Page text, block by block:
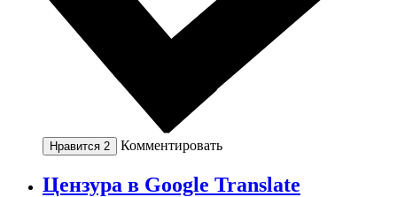
Нравится 2 Комментировать
Цензура в Google Translate